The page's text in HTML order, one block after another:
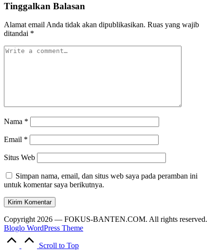
Tinggalkan Balasan
Alamat email Anda tidak akan dipublikasikan. Ruas yang wajib
ditandai *
Nama *
Email *
Situs Web
Simpan nama, email, dan situs web saya pada peramban ini
untuk komentar saya berikutnya.
Copyright 2026 — FOKUS-BANTEN.COM. All rights reserved.
Bloglo WordPress Theme
Scroll to Top